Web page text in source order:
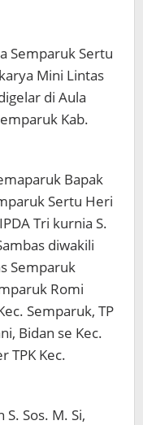
Semparuk Sertu
Mini Lintas
di Aula
Kab.
Bapak
Sertu Heri
Tri kurnia S.
diwakili
Semparuk
Romi
Semparuk, TP
Bidan se Kec.
TPK Kec.
Sos. M. Si,